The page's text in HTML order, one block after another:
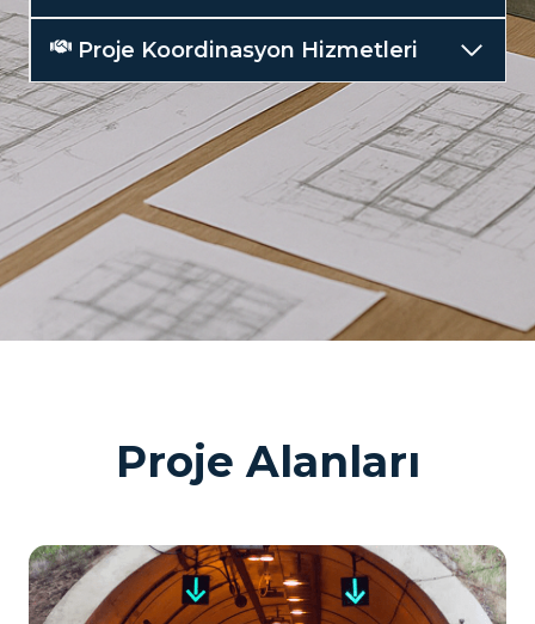
Proje Koordinasyon Hizmetleri
Proje Alanları